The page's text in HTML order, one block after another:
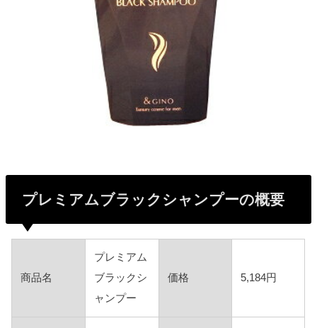
プレミアムブラックシャンプーの概要
商品名
プレミアム
ブラックシ
ャンプー
価格 5,184円